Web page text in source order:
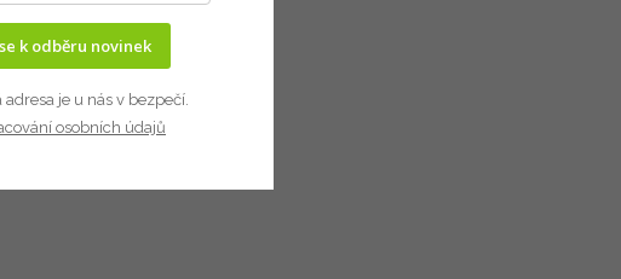
k odběru novinek
je u nás v bezpečí.
osobních údajů